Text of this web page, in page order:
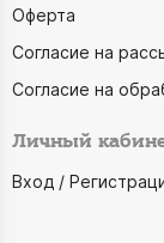
Оферта
Согласие на
Согласие на
Личный
Вход /